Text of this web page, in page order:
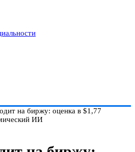
на биржу: оценка в $1,77
ИИ